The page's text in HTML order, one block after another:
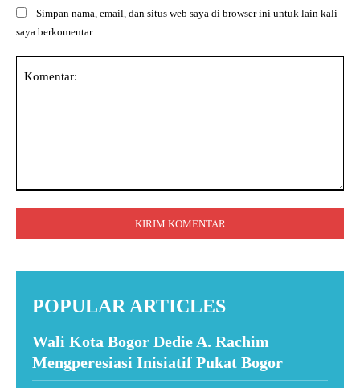
Simpan nama, email, dan situs web saya di browser ini untuk lain kali
saya berkomentar.
POPULAR ARTICLES
Wali Kota Bogor Dedie A. Rachim
Mengperesiasi Inisiatif Pukat Bogor